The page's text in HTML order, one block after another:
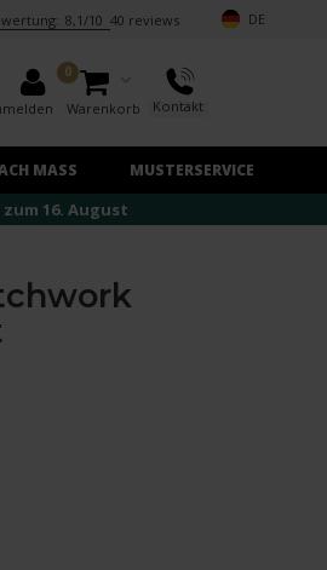
8,1/10 40 reviews DE
0
Warenkorb Kontakt
MASS MUSTERSERVICE
16. August